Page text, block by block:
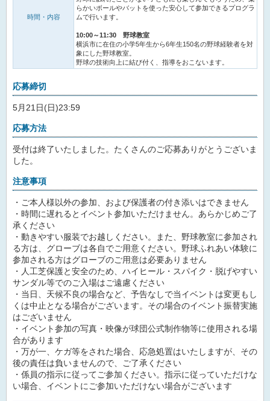
時間・内容
らかいボールやバットを使った安心して参加できるプログラ
ムで行います。
10:00～11:30 野球教室
横浜市に在住の小学5年生から6年生150名の野球経験者を対
象にした野球教室。
野球の技術向上に結び付く、指導をおこないます。
応募締切
5月21日(日)23:59
応募方法
受付は終了いたしました。たくさんのご応募ありがとうございま
した。
注意事項
・ご本人様以外の参加、および保護者の付き添いはできません
・時間に遅れるとイベント参加いただけません。あらかじめご了
承ください
・動きやすい服装でお越しください。また、野球教室に参加され
る方は、グローブは各自でご用意ください。野球ふれあい体験に
参加される方はグローブのご用意は必要ありません
・人工芝保護と安全のため、ハイヒール・スパイク・脱げやすい
サンダル等でのご入場はご遠慮ください
・当日、天候不良の場合など、予告なしで当イベントは変更もし
くは中止となる場合がございます。その場合のイベント振替実施
はございません
・イベント参加の写真・映像が球団公式制作物等に使用される場
合があります
・万が一、ケガ等をされた場合、応急処置はいたしますが、その
後の責任は負いませんので、ご了承ください
・係員の指示に従ってご参加ください。指示に従っていただけな
い場合、イベントにご参加いただけない場合がございます